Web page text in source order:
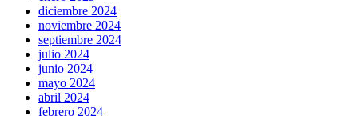
diciembre 2024
noviembre 2024
septiembre 2024
julio 2024
junio 2024
mayo 2024
abril 2024
febrero 2024